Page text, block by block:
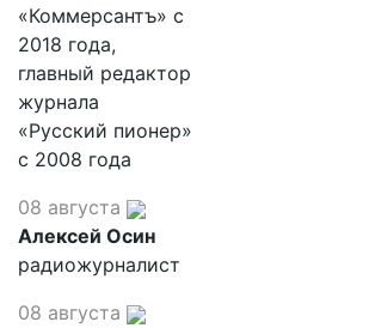
«Коммерсантъ» с
2018 года,
главный редактор
журнала
«Русский пионер»
с 2008 года
08 августа
Алексей Осин
радиожурналист
08 августа